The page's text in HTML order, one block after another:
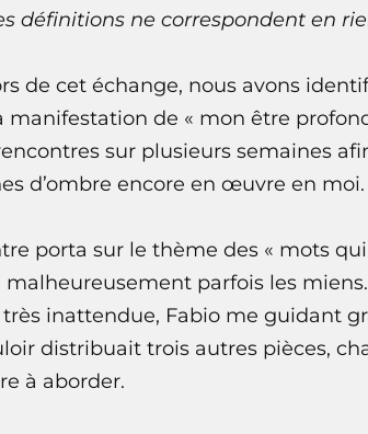
définitions ne correspondent en
de cet échange, nous avons
manifestation de « mon être
sur plusieurs semaines
d’ombre encore en œuvre en moi.
porta sur le thème des « mots
parfois les
inattendue, Fabio me guidant
distribuait trois autres pièces,
à aborder.